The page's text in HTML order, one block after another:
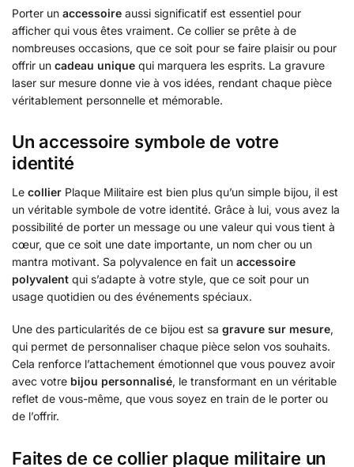
Porter un accessoire aussi significatif est essentiel pour
afficher qui vous êtes vraiment. Ce collier se prête à de
nombreuses occasions, que ce soit pour se faire plaisir ou pour
offrir un cadeau unique qui marquera les esprits. La gravure
laser sur mesure donne vie à vos idées, rendant chaque pièce
véritablement personnelle et mémorable.
Un accessoire symbole de votre
identité
Le collier Plaque Militaire est bien plus qu’un simple bijou, il est
un véritable symbole de votre identité. Grâce à lui, vous avez la
possibilité de porter un message ou une valeur qui vous tient à
cœur, que ce soit une date importante, un nom cher ou un
mantra motivant. Sa polyvalence en fait un accessoire
polyvalent qui s’adapte à votre style, que ce soit pour un
usage quotidien ou des événements spéciaux.
Une des particularités de ce bijou est sa gravure sur mesure,
qui permet de personnaliser chaque pièce selon vos souhaits.
Cela renforce l’attachement émotionnel que vous pouvez avoir
avec votre bijou personnalisé, le transformant en un véritable
reflet de vous-même, que vous soyez en train de le porter ou
de l’offrir.
Faites de ce collier plaque militaire un